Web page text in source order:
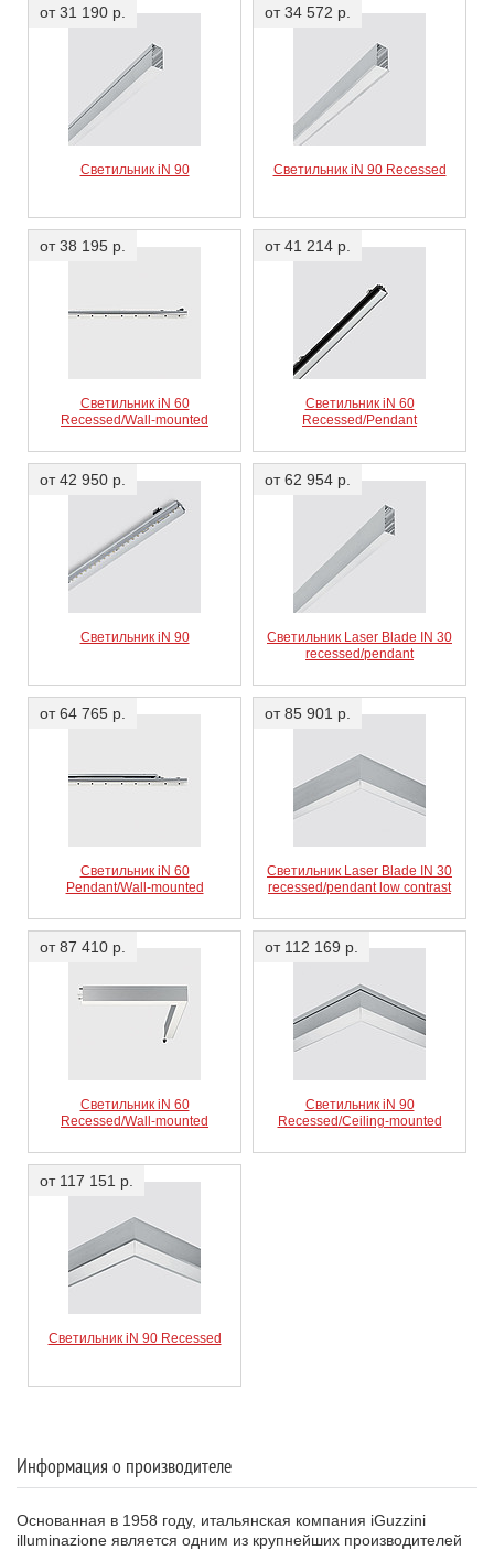
QB80.701 iN 60 Recessed White
QB81.701 iN 60 Recessed White
QB82.701 iN 60 Recessed White
QB83.701 iN 60 Recessed White
от 31 190 р.
Светильник iN 90
от 34 572 р.
Светильник iN 90 Recessed
от 38 195 р.
Светильник iN 60
Recessed/Wall-mounted
от 41 214 р.
Светильник iN 60
Recessed/Pendant
от 42 950 р.
Светильник iN 90
от 62 954 р.
Светильник Laser Blade IN 30
recessed/pendant
от 64 765 р.
Светильник iN 60
Pendant/Wall-mounted
от 85 901 р.
Светильник Laser Blade IN 30
recessed/pendant low contrast
от 87 410 р.
Светильник iN 60
Recessed/Wall-mounted
от 112 169 р.
Светильник iN 90
Recessed/Ceiling-mounted
от 117 151 р.
Светильник iN 90 Recessed
Информация о производителе
Основанная в 1958 году, итальянская компания iGuzzini
illuminazione является одним из крупнейших производителей